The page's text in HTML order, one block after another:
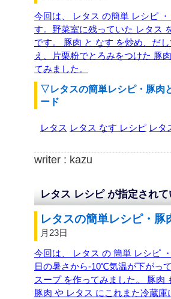
今回は、 レタス の簡単 レシピ
す。野菜室に残っていた レタス
です。 豚肉 と なす を炒め、だ
え、片栗粉でとろみをつけた 豚
てみました。
▽レタスの簡単レシピ・豚肉
ード
レタス レタス なす レシピ レタ
writer : kazu
レタス レシピ が指定され
レタスの簡単レシピ・
月23日
今回は、 レタス の 簡単 レシピ
日の暑さから-10℃気温が下がっ
スープ を作ってみました。 豚肉
豚肉 や レタス にこれまた冷蔵